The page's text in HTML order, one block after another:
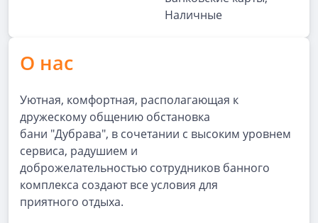
Наличные
О нас
Уютная, комфортная, располагающая к
дружескому общению обстановка
бани "Дубрава", в сочетании с высоким уровнем
сервиса, радушием и
доброжелательностью сотрудников банного
комплекса создают все условия для
приятного отдыха.